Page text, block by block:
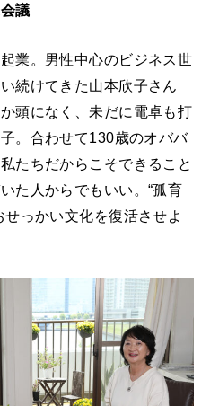
議
業。男性中心のビジネス世
続けてきた山本欣子さん
頭になく、未だに電卓も打
。合わせて130歳のオババ
たちだからこそできること
た人からでもいい。“孤育
っかい文化を復活させよ